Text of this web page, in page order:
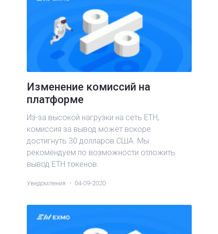
Изменение комиссий на
платформе
Из-за высокой нагрузки на сеть ETH,
комиссия за вывод может вскоре
достигнуть 30 долларов США. Мы
рекомендуем по возможности отложить
вывод ETH токенов.
Уведомления 04-09-2020